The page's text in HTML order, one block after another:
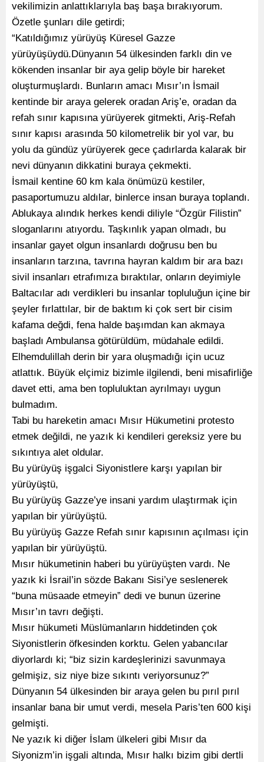
vekilimizin anlattıklarıyla baş başa bırakıyorum.
Özetle şunları dile getirdi;
“Katıldığımız yürüyüş Küresel Gazze
yürüyüşüydü.Dünyanın 54 ülkesinden farklı din ve
kökenden insanlar bir aya gelip böyle bir hareket
oluşturmuşlardı. Bunların amacı Mısır’ın İsmail
kentinde bir araya gelerek oradan Ariş’e, oradan da
refah sınır kapısına yürüyerek gitmekti, Ariş-Refah
sınır kapısı arasında 50 kilometrelik bir yol var, bu
yolu da gündüz yürüyerek gece çadırlarda kalarak bir
nevi dünyanın dikkatini buraya çekmekti.
İsmail kentine 60 km kala önümüzü kestiler,
pasaportumuzu aldılar, binlerce insan buraya toplandı.
Ablukaya alındık herkes kendi diliyle “Özgür Filistin”
sloganlarını atıyordu. Taşkınlık yapan olmadı, bu
insanlar gayet olgun insanlardı doğrusu ben bu
insanların tarzına, tavrına hayran kaldım bir ara bazı
sivil insanları etrafımıza bıraktılar, onların deyimiyle
Baltacılar adı verdikleri bu insanlar topluluğun içine bir
şeyler fırlattılar, bir de baktım ki çok sert bir cisim
kafama değdi, fena halde başımdan kan akmaya
başladı Ambulansa götürüldüm, müdahale edildi.
Elhemdulillah derin bir yara oluşmadığı için ucuz
atlattık. Büyük elçimiz bizimle ilgilendi, beni misafirliğe
davet etti, ama ben topluluktan ayrılmayı uygun
bulmadım.
Tabi bu hareketin amacı Mısır Hükumetini protesto
etmek değildi, ne yazık ki kendileri gereksiz yere bu
sıkıntıya alet oldular.
Bu yürüyüş işgalci Siyonistlere karşı yapılan bir
yürüyüştü,
Bu yürüyüş Gazze’ye insani yardım ulaştırmak için
yapılan bir yürüyüştü.
Bu yürüyüş Gazze Refah sınır kapısının açılması için
yapılan bir yürüyüştü.
Mısır hükumetinin haberi bu yürüyüşten vardı. Ne
yazık ki İsrail’in sözde Bakanı Sisi’ye seslenerek
“buna müsaade etmeyin” dedi ve bunun üzerine
Mısır’ın tavrı değişti.
Mısır hükumeti Müslümanların hiddetinden çok
Siyonistlerin öfkesinden korktu. Gelen yabancılar
diyorlardı ki; “biz sizin kardeşlerinizi savunmaya
gelmişiz, siz niye bize sıkıntı veriyorsunuz?”
Dünyanın 54 ülkesinden bir araya gelen bu pırıl pırıl
insanlar bana bir umut verdi, mesela Paris’ten 600 kişi
gelmişti.
Ne yazık ki diğer İslam ülkeleri gibi Mısır da
Siyonizm’in işgali altında, Mısır halkı bizim gibi dertli